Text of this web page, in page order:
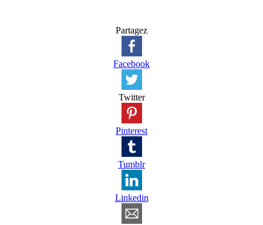
Partagez
Facebook
Twitter
Pinterest
Tumblr
Linkedin